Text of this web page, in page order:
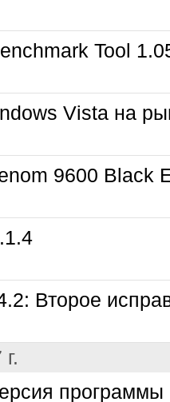
Tool
Vista на
9600 Black
Второе
программы